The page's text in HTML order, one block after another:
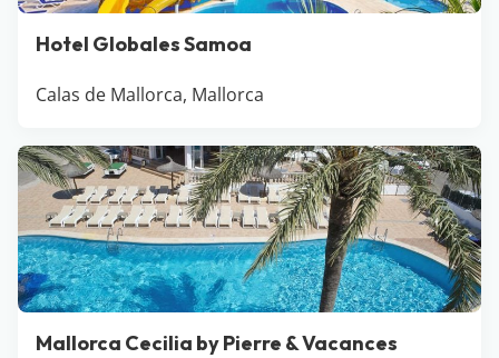
Hotel Globales Samoa
Calas de Mallorca, Mallorca
Mallorca Cecilia by Pierre & Vacances